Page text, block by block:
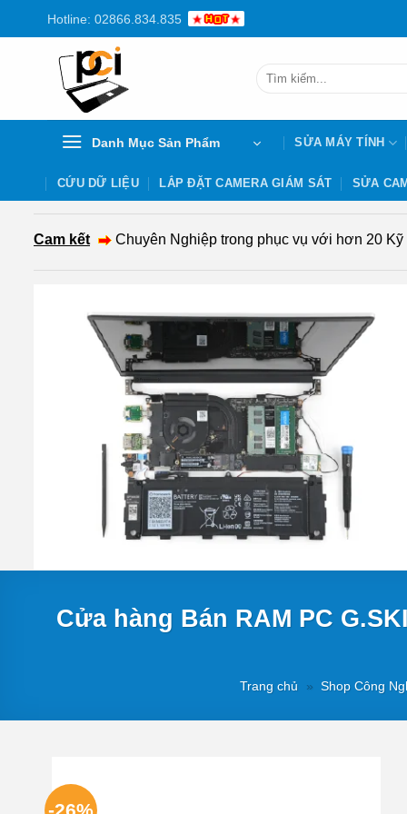
Hotline: 02866.834.835
Tìm
Danh Mục Sản Phẩm SỬA MÁY TÍNH
CỨU DỮ LIỆU LẮP ĐẶT CAMERA GIÁM SÁT SỬA
Cam kết Chuyên Nghiệp trong phục vụ với hơn 20
Cửa hàng Bán RAM PC
Trang chủ » Shop Công
-26%